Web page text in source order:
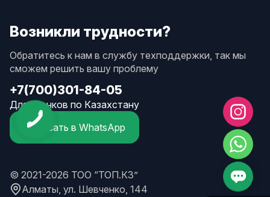
Возникли трудности?
Обратитесь к нам в службу техподдержки, так мы
сможем решить вашу проблему
+7(700)301-84-05
Для звонков по Казахстану
Написать в WhatsApp
© 2021-2026 ТОО “ТОП.КЗ”
Алматы, ул. Шевченко, 144